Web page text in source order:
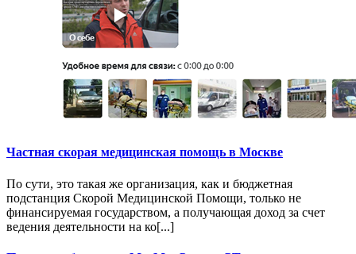
Частная скорая медицинская помощь в Москве
По сути, это такая же организация, как и бюджетная
подстанция Скорой Медицинской Помощи, только не
финансируемая государством, а получающая доход за счет
ведения деятельности на ко[...]